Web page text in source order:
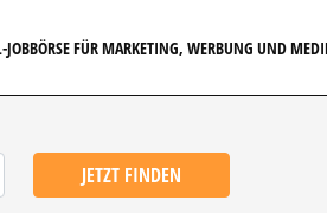
JOBBÖRSE FÜR MARKETING, WERBUNG UND
JETZT FINDEN